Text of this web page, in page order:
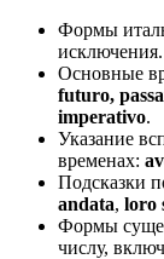
Формы
исключения.
Основные
futuro,
imperativo.
Указание
временах:
Подсказки
andata, loro
Формы
числу,